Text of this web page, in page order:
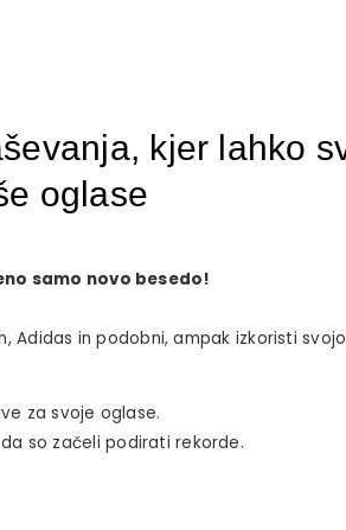
kjer lahko
oglase
samo novo besedo!
Adidas in podobni, ampak izkoristi svojo
za svoje oglase.
so začeli podirati rekorde.